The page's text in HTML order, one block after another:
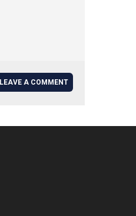
LEAVE A COMMENT